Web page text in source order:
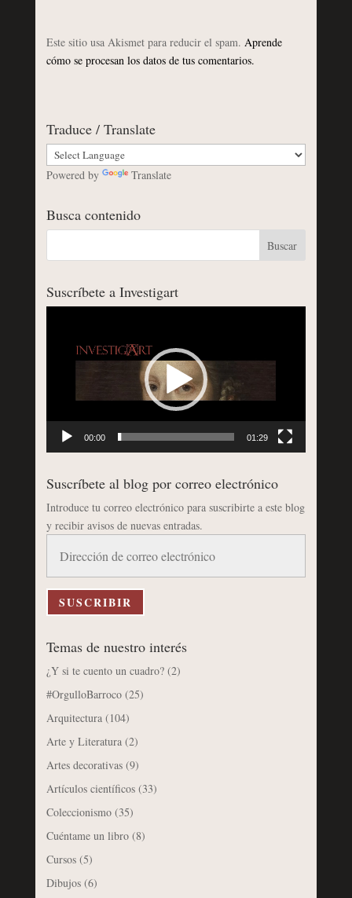
Este sitio usa Akismet para reducir el spam. Aprende
cómo se procesan los datos de tus comentarios.
Traduce / Translate
Powered by Translate
Busca contenido
Suscríbete a Investigart
00:00 01:29
Suscríbete al blog por correo electrónico
Introduce tu correo electrónico para suscribirte a este blog
y recibir avisos de nuevas entradas.
correo
electrónico
SUSCRIBIR
Temas de nuestro interés
¿Y si te cuento un cuadro?(2)
#OrgulloBarroco(25)
Arquitectura(104)
Arte y Literatura(2)
Artes decorativas(9)
Artículos científicos(33)
Coleccionismo(35)
Cuéntame un libro(8)
Cursos(5)
Dibujos(6)